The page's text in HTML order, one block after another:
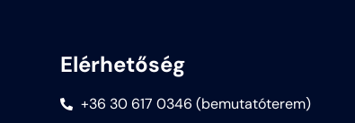
Elérhetőség
+36 30 617 0346 (bemutatóterem)